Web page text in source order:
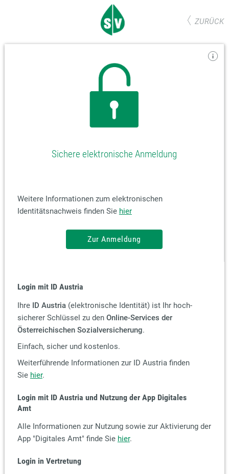
ZURÜCK
Sichere elektronische Anmeldung
Weitere Informationen zum elektronischen
Identitätsnachweis finden Sie hier
Zur Anmeldung
Login mit ID Austria
Ihre ID Austria(elektronische Identität) ist Ihr hoch-
sicherer Schlüssel zu den Online-Services der
Österreichischen Sozialversicherung.
Einfach, sicher und kostenlos.
Weiterführende Informationen zur ID Austria finden
Sie hier.
Login mit ID Austria und Nutzung der App Digitales
Amt
Alle Informationen zur Nutzung sowie zur Aktivierung der
App "Digitales Amt" finde Sie hier.
Login in Vertretung